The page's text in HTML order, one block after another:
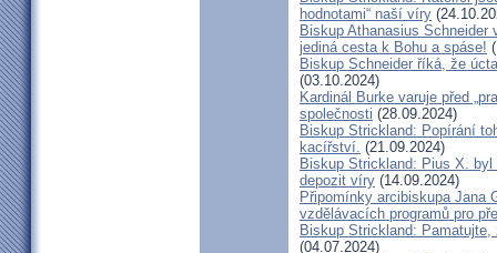
hodnotami“ naší víry
Biskup Athanasius
jediná cesta k Bohu a spáse!
Biskup Schneider říká, že
(03.10.2024)
Kardinál Burke varuje před
společnosti (28.09.2024)
Biskup Strickland: Popírání
kacířství. (21.09.2024)
Biskup Strickland: Pius X.
depozit víry (14.09.2024)
Připomínky arcibiskupa Jana
vzdělávacích programů pro
Biskup Strickland:
(04.07.2024)